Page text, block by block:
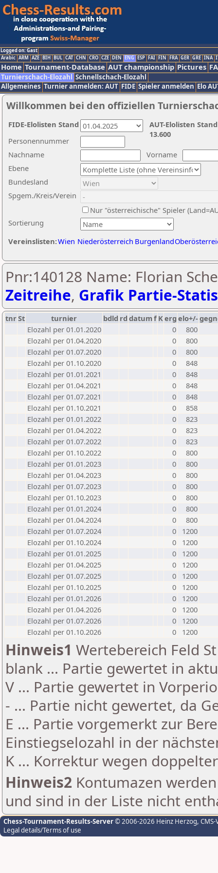
Logged on: Gast
Arabic ARM AZE BIH BUL CAT CHN CRO CZE DEN ENG ESP FAI FIN FRA GER GRE INA
Home Tournament-Database AUT championship Pictures
Turnierschach-Elozahl Schnellschach-Elozahl
Allgemeines Turnier anmelden: AUT FIDE Spieler anmelden Elo
Willkommen bei den offiziellen
Nachname
Vorname
Ebene
Sortierung
Personennummer
Bundesland
Spgem./Kreis/Verein
Nur "österreichische" Spieler
Vereinslisten:Wien Niederösterreich Burgenland
AUT-Elolisten
13.600
FIDE-Elolisten Stand
Pnr:140128 Name: Florian
Zeitreihe, Grafik Partie-
tnrSt turnier bdld rd datumf Kerg elo+/-
Elozahl per 01.01.2020
0
800
Elozahl per 01.04.2020
0
800
Elozahl per 01.07.2020
0
800
Elozahl per 01.10.2020
0
848
Elozahl per 01.01.2021
0
848
Elozahl per 01.04.2021
0
848
Elozahl per 01.07.2021
0
848
Elozahl per 01.10.2021
0
858
Elozahl per 01.01.2022
0
823
Elozahl per 01.04.2022
0
823
Elozahl per 01.07.2022
0
823
Elozahl per 01.10.2022
0
800
Elozahl per 01.01.2023
0
800
Elozahl per 01.04.2023
0
800
Elozahl per 01.07.2023
0
800
Elozahl per 01.10.2023
0
800
Elozahl per 01.01.2024
0
800
Elozahl per 01.04.2024
0
800
Elozahl per 01.07.2024
0
1200
Elozahl per 01.10.2024
0
1200
Elozahl per 01.01.2025
0
1200
Elozahl per 01.04.2025
0
1200
Elozahl per 01.07.2025
0
1200
Elozahl per 01.10.2025
0
1200
Elozahl per 01.01.2026
0
1200
Elozahl per 01.04.2026
0
1200
Elozahl per 01.07.2026
0
1200
Elozahl per 01.10.2026
0 1200
Hinweis1 Wertebereich Feld
blank ... Partie gewertet in
V ... Partie gewertet in
- ... Partie nicht gewertet, da
E ... Partie vorgemerkt zur
Einstiegselozahl in der
K ... Korrektur wegen
Hinweis2 Kontumazen
und sind in der Liste nicht
Chess-Tournament-Results-Server© 2006-2026 Heinz Herzog,
Legal details/Terms of use